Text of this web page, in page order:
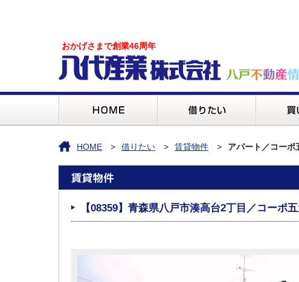
おかげさまで創業46周年
HOME 借りたい 賃貸物件 アパート／コー
【08359】青森県八戸市湊高台2丁目／コーポ